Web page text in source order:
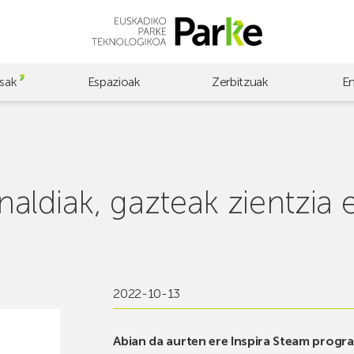
Espazioak Zerbitzuak
gazteak
2022-10-13
Abian da aurten ere Inspira Steam